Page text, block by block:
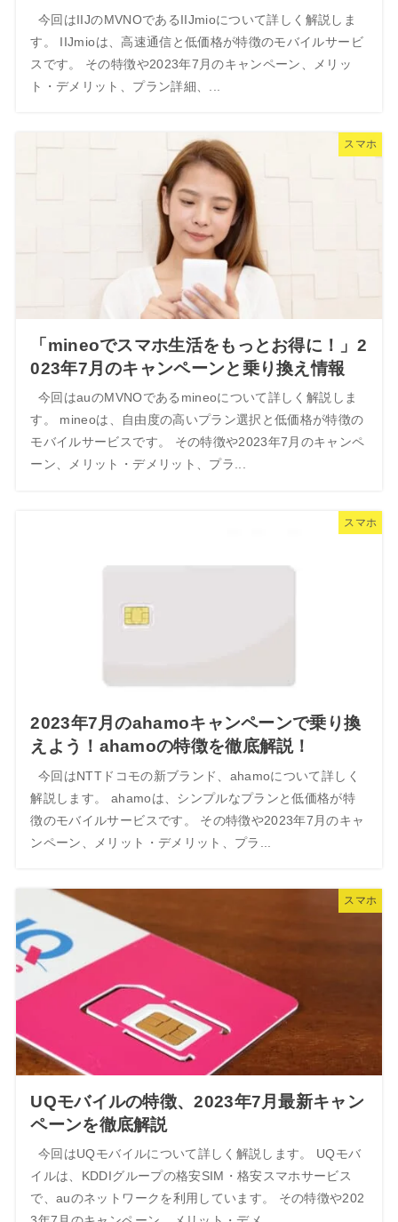
今回はIIJのMVNOであるIIJmioについて詳しく解説しま
す。 IIJmioは、高速通信と低価格が特徴のモバイルサービ
スです。 その特徴や2023年7月のキャンペーン、メリッ
ト・デメリット、プラン詳細、...
スマホ
「mineoでスマホ生活をもっとお得に！」2
023年7月のキャンペーンと乗り換え情報
今回はauのMVNOであるmineoについて詳しく解説しま
す。 mineoは、自由度の高いプラン選択と低価格が特徴の
モバイルサービスです。 その特徴や2023年7月のキャンペ
ーン、メリット・デメリット、プラ...
スマホ
2023年7月のahamoキャンペーンで乗り換
えよう！ahamoの特徴を徹底解説！
今回はNTTドコモの新ブランド、ahamoについて詳しく
解説します。 ahamoは、シンプルなプランと低価格が特
徴のモバイルサービスです。 その特徴や2023年7月のキャ
ンペーン、メリット・デメリット、プラ...
スマホ
UQモバイルの特徴、2023年7月最新キャン
ペーンを徹底解説
今回はUQモバイルについて詳しく解説します。 UQモバ
イルは、KDDIグループの格安SIM・格安スマホサービス
で、auのネットワークを利用しています。 その特徴や202